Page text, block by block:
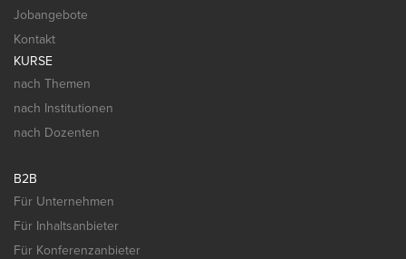
Jobangebote
Kontakt
KURSE
nach Themen
nach Institutionen
nach Dozenten
B2B
Für Unternehmen
Für Inhaltsanbieter
Für Konferenzanbieter